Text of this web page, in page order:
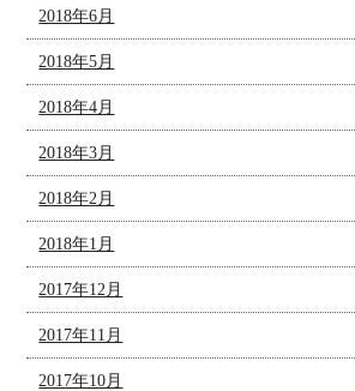
2018年6月
2018年5月
2018年4月
2018年3月
2018年2月
2018年1月
2017年12月
2017年11月
2017年10月